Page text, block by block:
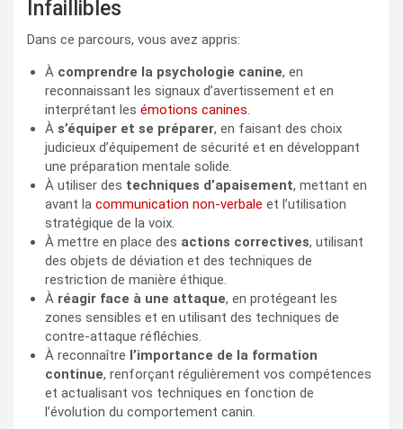
Infaillibles
Dans ce parcours, vous avez appris:
À comprendre la psychologie canine, en
reconnaissant les signaux d’avertissement et en
interprétant les émotions canines.
À s’équiper et se préparer, en faisant des choix
judicieux d’équipement de sécurité et en développant
une préparation mentale solide.
À utiliser des techniques d’apaisement, mettant en
avant la communication non-verbale et l’utilisation
stratégique de la voix.
À mettre en place des actions correctives, utilisant
des objets de déviation et des techniques de
restriction de manière éthique.
À réagir face à une attaque, en protégeant les
zones sensibles et en utilisant des techniques de
contre-attaque réfléchies.
À reconnaître l’importance de la formation
continue, renforçant régulièrement vos compétences
et actualisant vos techniques en fonction de
l’évolution du comportement canin.